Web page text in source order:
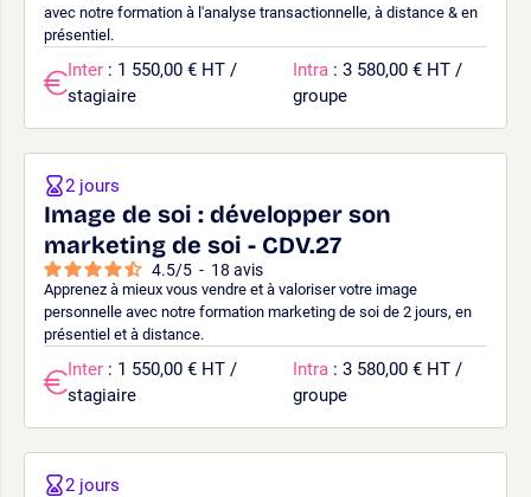
avec notre formation à l'analyse transactionnelle, à distance & en
présentiel.
Inter : 1 550,00 € HT /
stagiaire
Intra : 3 580,00 € HT /
groupe
Image de soi : développer son
marketing de soi - CDV.27
4.5/5 - 18 avis
Apprenez à mieux vous vendre et à valoriser votre image
personnelle avec notre formation marketing de soi de 2 jours, en
présentiel et à distance.
2 jours
Inter : 1 550,00 € HT /
stagiaire
Intra : 3 580,00 € HT /
groupe
2 jours